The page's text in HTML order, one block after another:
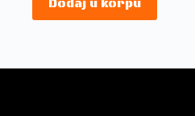
Dodaj u korpu